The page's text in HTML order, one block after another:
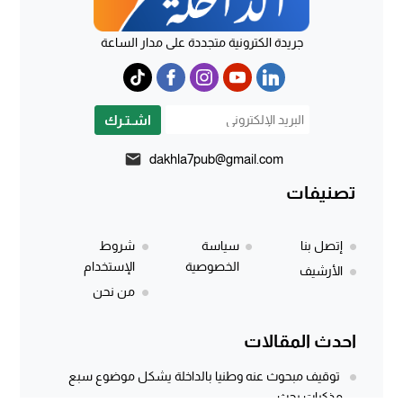
جريدة الكترونية متجددة على مدار الساعة
اشـتـرك
dakhla7pub@gmail.com
تصنيفات
إتصل بنا
الأرشيف
سياسة
الخصوصية
شروط
الإستخدام
من نحن
احدث المقالات
توقيف مبحوث عنه وطنيا بالداخلة يشكل موضوع سبع
مذكرات بحث